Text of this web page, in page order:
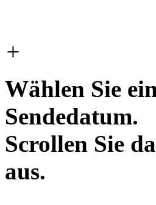
+
Wählen Sie
Sendedatum.
Scrollen Sie
aus.